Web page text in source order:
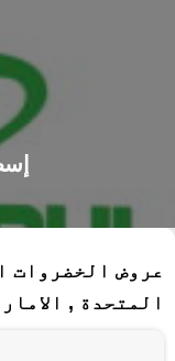
عروض الخضروات
المتحدة ,